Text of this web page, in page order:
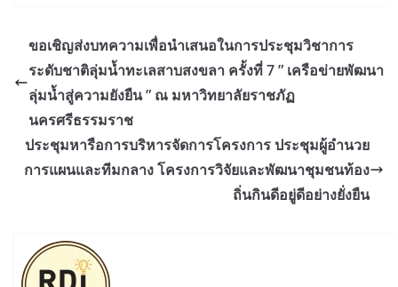
ขอเชิญส่งบทความเพื่อนำเสนอในการประชุมวิชาการ
ระดับชาติลุ่มน้ำทะเลสาบสงขลา ครั้งที่ 7 ” เครือข่ายพัฒนา
ลุ่มน้ำสู่ความยังยืน ” ณ มหาวิทยาลัยราชภัฏ
นครศรีธรรมราช
ประชุมหารือการบริหารจัดการโครงการ ประชุมผู้อำนวย
การแผนและทีมกลาง โครงการวิจัยและพัฒนาชุมชนท้อง
ถิ่นกินดีอยู่ดีอย่างยั่งยืน